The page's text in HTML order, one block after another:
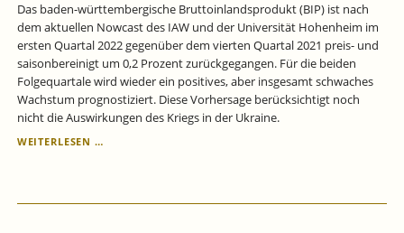
Das baden-württembergische Bruttoinlandsprodukt (BIP) ist nach
dem aktuellen Nowcast des IAW und der Universität Hohenheim im
ersten Quartal 2022 gegenüber dem vierten Quartal 2021 preis- und
saisonbereinigt um 0,2 Prozent zurückgegangen. Für die beiden
Folgequartale wird wieder ein positives, aber insgesamt schwaches
Wachstum prognostiziert. Diese Vorhersage berücksichtigt noch
nicht die Auswirkungen des Kriegs in der Ukraine.
WEITERLESEN …
DER